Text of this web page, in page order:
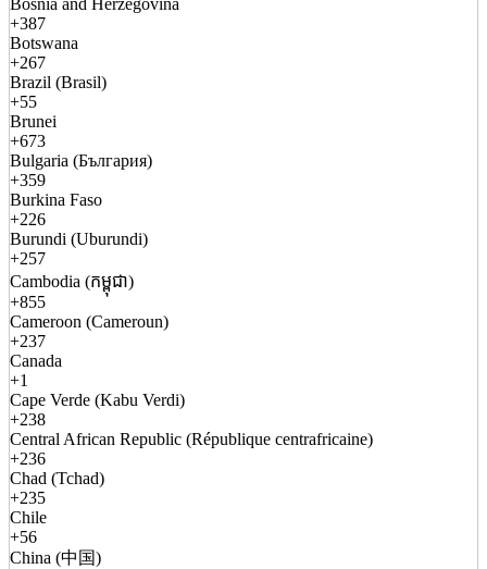
Bosnia and Herzegovina
+387
Botswana
+267
Brazil (Brasil)
+55
Brunei
+673
Bulgaria (България)
+359
Burkina Faso
+226
Burundi (Uburundi)
+257
Cambodia (កម្ពុជា)
+855
Cameroon (Cameroun)
+237
Canada
+1
Cape Verde (Kabu Verdi)
+238
Central African Republic (République centrafricaine)
+236
Chad (Tchad)
+235
Chile
+56
China (中国)